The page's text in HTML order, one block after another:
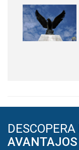
DESCOPERA
AVANTAJOS